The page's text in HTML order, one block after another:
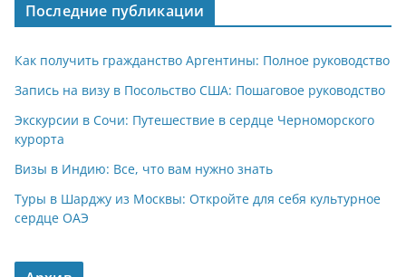
Последние публикации
Как получить гражданство Аргентины: Полное руководство
Запись на визу в Посольство США: Пошаговое руководство
Экскурсии в Сочи: Путешествие в сердце Черноморского
курорта
Визы в Индию: Все, что вам нужно знать
Туры в Шарджу из Москвы: Откройте для себя культурное
сердце ОАЭ